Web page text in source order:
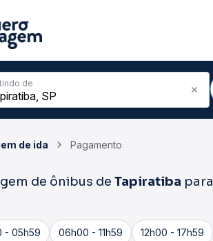
de
de ida Pagamento
de ônibus de Tapiratiba para
- 05h59 06h00 - 11h59 12h00 - 17h59